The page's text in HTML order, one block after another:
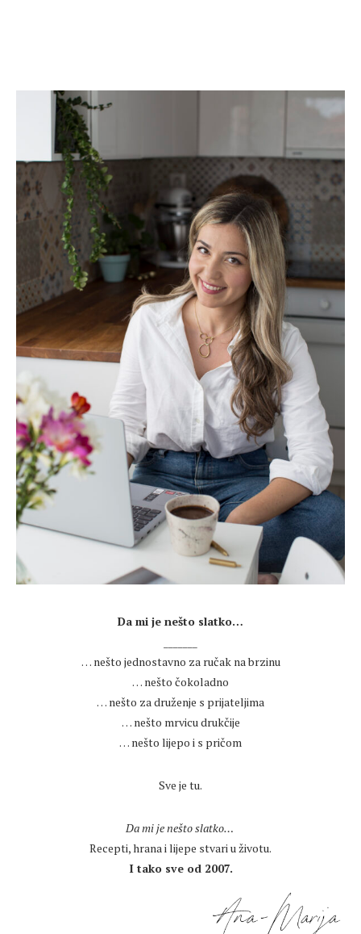
Da mi je nešto slatko…
… nešto jednostavno za ručak na brzinu
… nešto čokoladno
… nešto za druženje s prijateljima
… nešto mrvicu drukčije
… nešto lijepo i s pričom
Sve je tu.
Da mi je nešto slatko…
Recepti, hrana i lijepe stvari u životu.
I tako sve od 2007.